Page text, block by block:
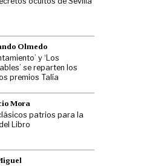
Olmedo
y ‘Los
se reparten los
premios Talía
Mora
patrios para la
Libro